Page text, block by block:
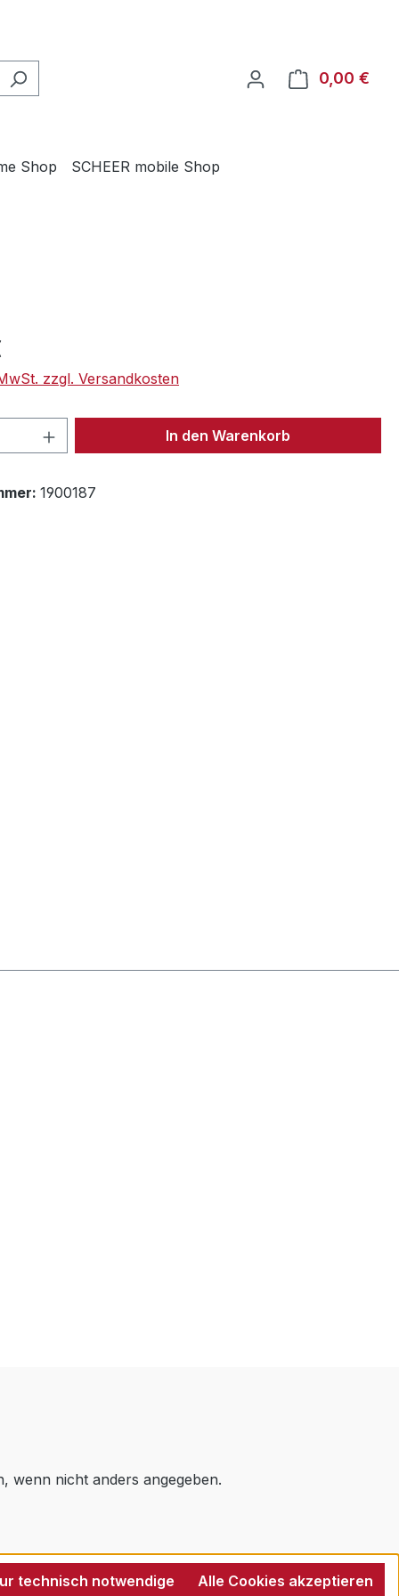
0,00 €
Shop SCHEER mobile Shop
zzgl. Versandkosten
Anzahl: Gib den gewünschten Wert
In den Warenkorb
1900187
wenn nicht anders angegeben.
technisch notwendige Alle Cookies akzeptieren